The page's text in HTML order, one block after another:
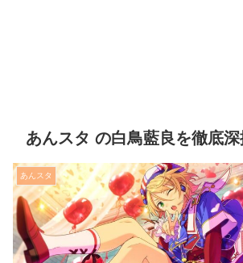
あんスタ の白鳥藍良を徹底深
あんスタ